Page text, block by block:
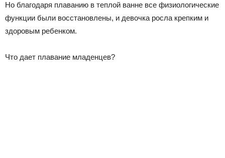
Но благодаря плаванию в теплой ванне все физиологические
функции были восстановлены, и девочка росла крепким и
здоровым ребенком.
Что дает плавание младенцев?